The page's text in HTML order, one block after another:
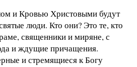
и Кровью Христовыми будут
люди. Кто они? Это те, кто
священники и миряне, с
и ждущие причащения.
и стремящиеся к Богу